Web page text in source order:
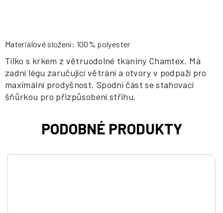
Materiálové složení: 100% polyester
Tílko s krkem z větruodolné tkaniny Chamtex. Má
zadní légu zaručující větrání a otvory v podpaží pro
maximální prodyšnost. Spodní část se stahovací
šňůrkou pro přizpůsobení střihu.